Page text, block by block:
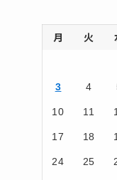
月 火
3 4
10 11
17 18
24 25